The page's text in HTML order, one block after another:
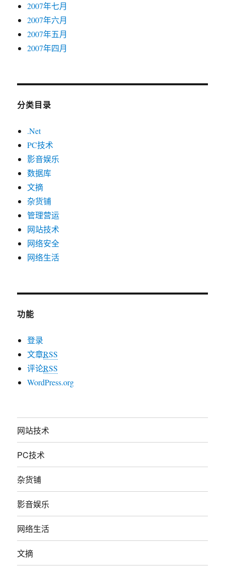
2007年七月
2007年六月
2007年五月
2007年四月
分类目录
.Net
PC技术
影音娱乐
数据库
文摘
杂货铺
管理营运
网站技术
网络安全
网络生活
功能
登录
文章RSS
评论RSS
WordPress.org
网站技术
PC技术
杂货铺
影音娱乐
网络生活
文摘